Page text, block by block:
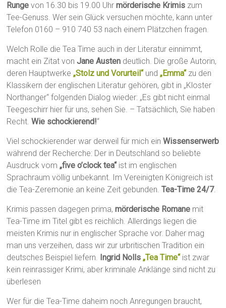
Runge von 16.30 bis 19.00 Uhrmörderische Krimis zum
Tee-Genuss. Wer sein Glück versuchen möchte, kann unter
Telefon 0160 – 910 740 53 nach einem Plätzchen fragen.
Welch Rolle die Tea Time auch in der Literatur einnimmt,
macht ein Zitat vonJane Austen deutlich. Die große Autorin,
deren Hauptwerke„Stolz und Vorurteil“ und„Emma“ zu den
Klassikern der englischen Literatur gehören, gibt in „Kloster
Northanger“ folgenden Dialog wieder: „Es gibt nicht einmal
Teegeschirr hier für uns, sehen Sie. – Tatsächlich, Sie haben
Recht.Wie schockierend!“
Viel schockierender war derweil für mich einWissenserwerb
während der Recherche: Der in Deutschland so beliebte
Ausdruck vom„five o’clock tea“ ist im englischen
Sprachraum völlig unbekannt. Im Vereinigten Königreich ist
die Tea-Zeremonie an keine Zeit gebunden.Tea-Time 24/7.
Krimis passen dagegen prima,mörderische Romane mit
Tea-Time im Titel gibt es reichlich. Allerdings liegen die
meisten Krimis nur in englischer Sprache vor. Daher mag
man uns verzeihen, dass wir zur urbritischen Tradition ein
deutsches Beispiel liefern. Ingrid Nolls „Tea Time“ ist zwar
kein reinrassiger Krimi, aber kriminale Anklänge sind nicht zu
überlesen
Wer für die Tea-Time daheim noch Anregungen braucht,